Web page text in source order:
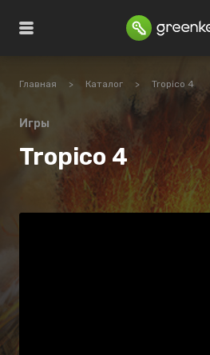
Главная > Каталог > Tropico 4
Игры
Tropico 4